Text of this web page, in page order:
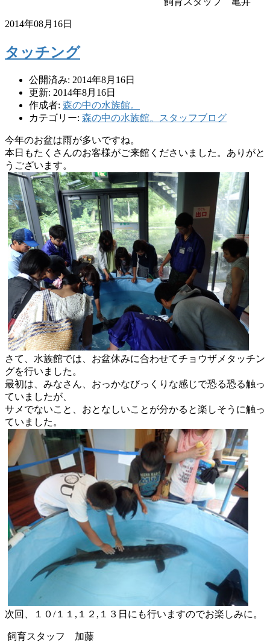
2014年08月16日
タッチング
公開済み: 2014年8月16日
更新: 2014年8月16日
作成者: 森の中の水族館。
カテゴリー: 森の中の水族館。スタッフブログ
今年のお盆は雨が多いですね。
本日もたくさんのお客様がご来館くださいました。 ありがと
うございます。
さて、水族館では、 お盆休みに合わせてチョウザメタッチン
グを行いました。
最初は、みなさん、 おっかなびっくりな感じで恐る恐る触っ
ていましたが、
サメでないこと、 おとなしいことが分かると楽しそうに触っ
ていました。
次回、１０/１１,１２,１３日にも行いますのでお楽しみに。
飼育スタッフ 加藤